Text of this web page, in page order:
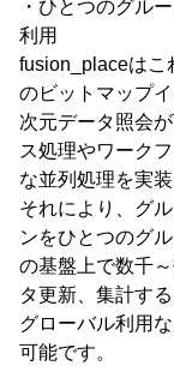
・ひとつのグル
利用
fusion_placeはこ
のビットマップ
次元データ照会
ス処理やワーク
な並列処理を実装
それにより、グ
ンをひとつのグ
の基盤上で数千
タ更新、集計す
グローバル利用
可能です。